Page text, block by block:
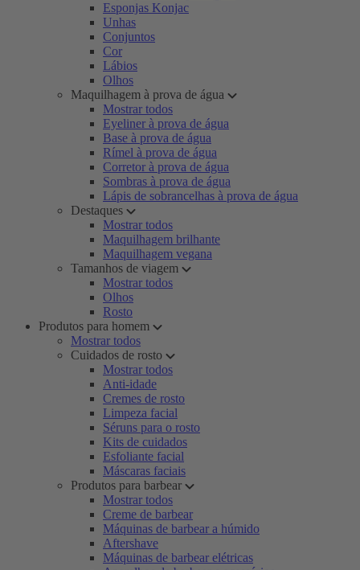
Esponjas Konjac
Unhas
Conjuntos
Cor
Lábios
Olhos
Maquilhagem à prova de água
Mostrar todos
Eyeliner à prova de água
Base à prova de água
Rímel à prova de água
Corretor à prova de água
Sombras à prova de água
Lápis de sobrancelhas à prova de água
Destaques
Mostrar todos
Maquilhagem brilhante
Maquilhagem vegana
Tamanhos de viagem
Mostrar todos
Olhos
Rosto
Produtos para homem
Mostrar todos
Cuidados de rosto
Mostrar todos
Anti-idade
Cremes de rosto
Limpeza facial
Séruns para o rosto
Kits de cuidados
Esfoliante facial
Máscaras faciais
Produtos para barbear
Mostrar todos
Creme de barbear
Máquinas de barbear a húmido
Aftershave
Máquinas de barbear elétricas